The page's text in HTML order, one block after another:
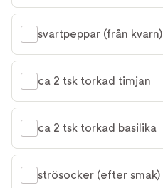
svartpeppar (från kvarn)
ca 2 tsk torkad timjan
ca 2 tsk torkad basilika
strösocker (efter smak)